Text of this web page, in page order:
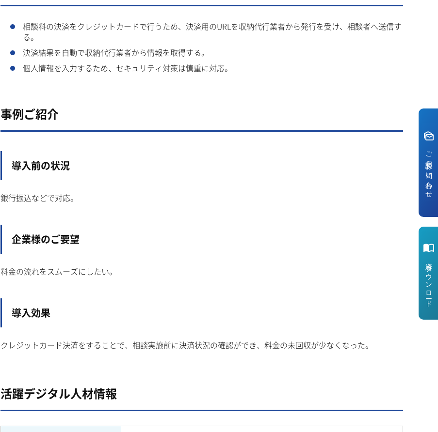
相談料の決済をクレジットカードで行うため、決済用のURLを収納代行業者から発行を受け、相談者へ送信す
る。
決済結果を自動で収納代行業者から情報を取得する。
個人情報を入力するため、セキュリティ対策は慎重に対応。
事例ご紹介
導入前の状況
銀行振込などで対応。
企業様のご要望
料金の流れをスムーズにしたい。
導入効果
クレジットカード決済をすることで、相談実施前に決済状況の確認ができ、料金の未回収が少なくなった。
活躍デジタル人材情報
mark_as_unread
ご相談・お問い合わせ
import_contacts
資料ダウンロ
ド